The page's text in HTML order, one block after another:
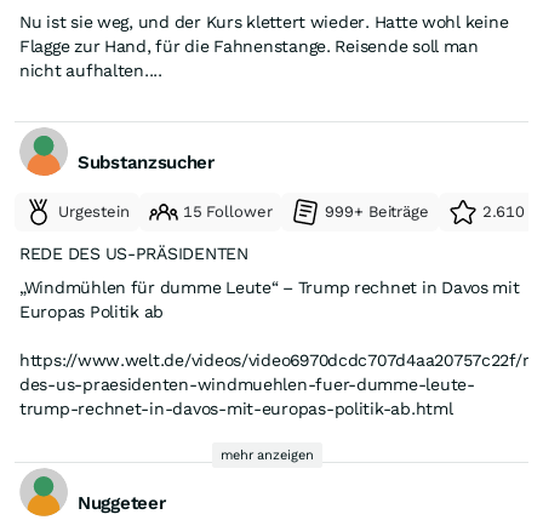
Nu ist sie weg, und der Kurs klettert wieder. Hatte wohl keine
Flagge zur Hand, für die Fahnenstange. Reisende soll man
nicht aufhalten....
Substanzsucher
Urgestein 15 Follower 999+ Beiträge 2.610
REDE DES US-PRÄSIDENTEN
„Windmühlen für dumme Leute“ – Trump rechnet in Davos mit
Europas Politik ab
https://www.welt.de/videos/video6970dcdc707d4aa20757c22f/
des-us-praesidenten-windmuehlen-fuer-dumme-leute-
trump-rechnet-in-davos-mit-europas-politik-ab.html
meinungsbildend und können dadurch einen gewissen
mehr anzeigen
Nuggeteer